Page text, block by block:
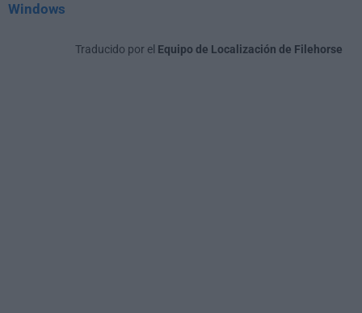
Windows
Traducido por el Equipo de Localización de Filehorse